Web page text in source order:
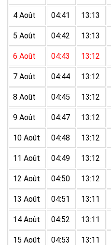
4 Août 04:41 13:13
5 Août 04:42 13:13
6 Août 04:43 13:12
7 Août 04:44 13:12
8 Août 04:45 13:12
9 Août 04:47 13:12
10 Août 04:48 13:12
11 Août 04:49 13:12
12 Août 04:50 13:12
13 Août 04:51 13:11
14 Août 04:52 13:11
15 Août 04:53 13:11